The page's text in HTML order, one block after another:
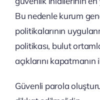
Bu nedenle kurum
politikalarının
politikası, bulut
açıklarını kapatmanın
Güvenli parola